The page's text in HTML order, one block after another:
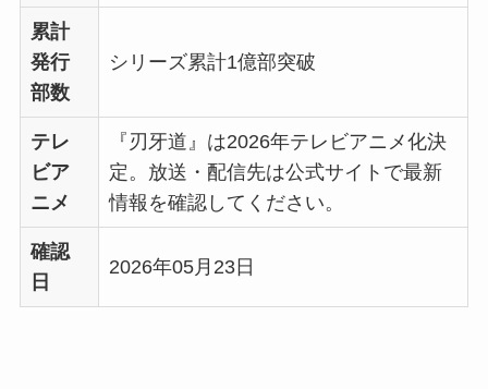
累計
発行
部数
シリーズ累計1億部突破
テレ
ビア
ニメ
『刃牙道』は2026年テレビアニメ化決
定。放送・配信先は公式サイトで最新
情報を確認してください。
確認
日
2026年05月23日